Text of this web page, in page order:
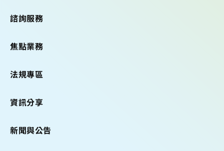
諮詢服務
焦點業務
法規專區
資訊分享
新聞與公告